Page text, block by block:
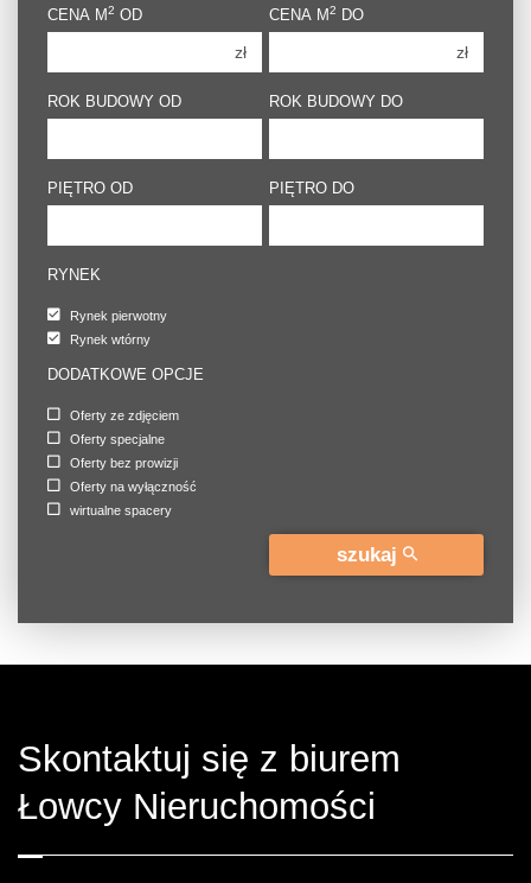
4 pokoje 4 pokoje
CENA M2 OD
zł
CENA M2 DO
zł
ROK BUDOWY OD ROK BUDOWY DO
PIĘTRO OD PIĘTRO DO
RYNEK
Rynek pierwotny
Rynek wtórny
DODATKOWE OPCJE
Oferty ze zdjęciem
Oferty specjalne
Oferty bez prowizji
Oferty na wyłączność
wirtualne spacery
szukaj
Skontaktuj się z biurem
Łowcy Nieruchomości